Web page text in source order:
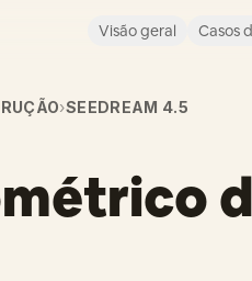
Visão geral Casos
›SEEDREAM 4.5